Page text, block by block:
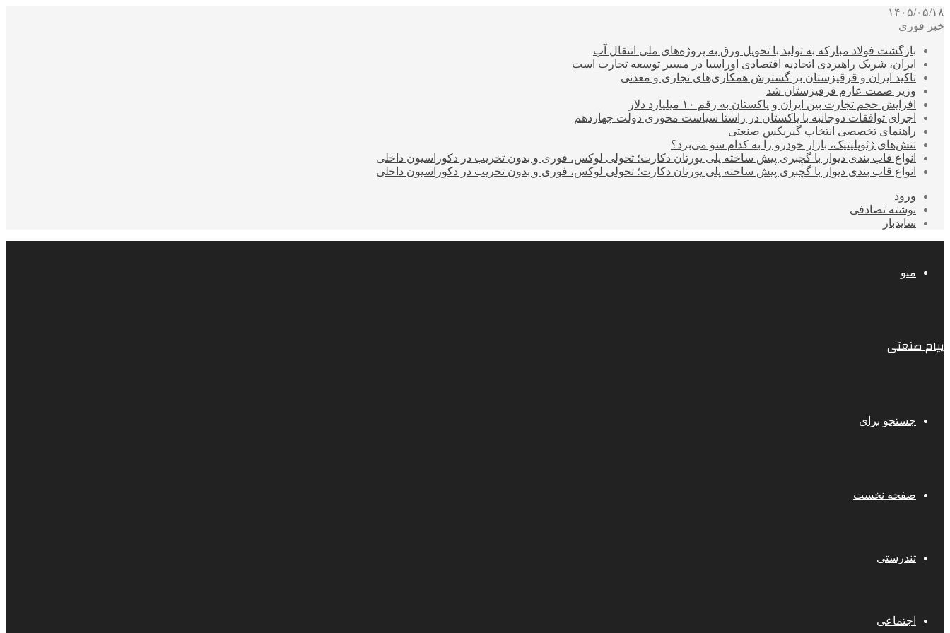
۱۴۰۵/۰۵/۱۸
خبر فوری
بازگشت فولاد مبارکه به تولید با تحویل ورق به پروژه‌های ملی انتقال آب
ایران، شریک راهبردی اتحادیه اقتصادی اوراسیا در مسیر توسعه تجارت است
تاکید ایران و قرقیزستان بر گسترش همکاری‌های تجاری و معدنی
وزیر صمت عازم قرقیزستان شد
افزایش حجم تجارت بین ایران و پاکستان به رقم ۱۰ میلیارد دلار
اجرای توافقات دوجانبه با پاکستان در راستا سیاست محوری دولت چهاردهم
راهنمای تخصصی انتخاب گیربکس صنعتی
تنش‌های ژئوپلیتیک، بازار خودرو را به کدام سو می‌برد؟
انواع قاب بندی دیوار با گچبری پیش ساخته پلی یورتان دکارت؛ تحولی لوکس، فوری و بدون تخریب در دکوراسیون داخلی
انواع قاب بندی دیوار با گچبری پیش ساخته پلی یورتان دکارت؛ تحولی لوکس، فوری و بدون تخریب در دکوراسیون داخلی
ورود
نوشته تصادفی
سایدبار
منو
پیام صنعتی
جستجو برای
صفحه نخست
تندرستی
اجتماعی